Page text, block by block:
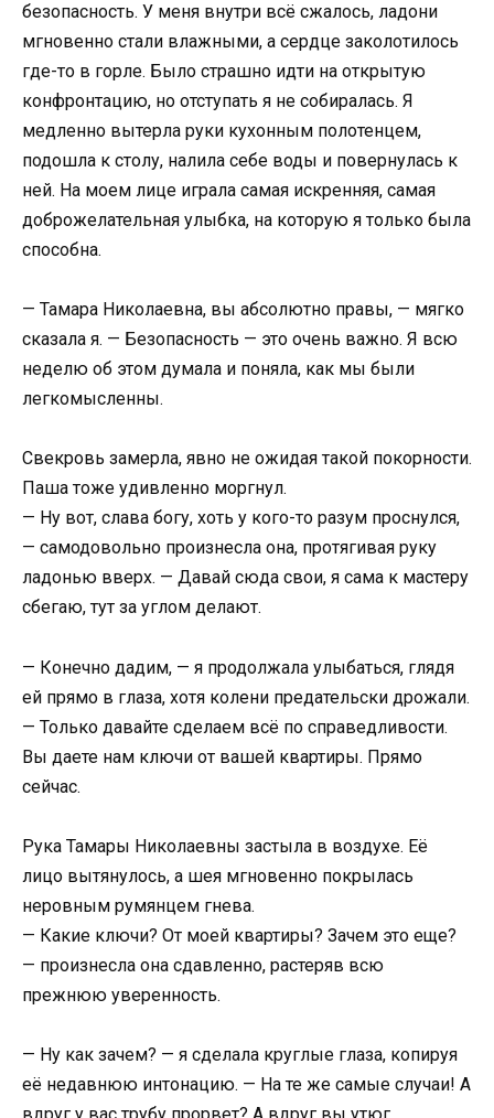
безопасность. У меня внутри всё сжалось, ладони
мгновенно стали влажными, а сердце заколотилось
где-то в горле. Было страшно идти на открытую
конфронтацию, но отступать я не собиралась. Я
медленно вытерла руки кухонным полотенцем,
подошла к столу, налила себе воды и повернулась к
ней. На моем лице играла самая искренняя, самая
доброжелательная улыбка, на которую я только была
способна.
— Тамара Николаевна, вы абсолютно правы, — мягко
сказала я. — Безопасность — это очень важно. Я всю
неделю об этом думала и поняла, как мы были
легкомысленны.
Свекровь замерла, явно не ожидая такой покорности.
Паша тоже удивленно моргнул.
— Ну вот, слава богу, хоть у кого-то разум проснулся,
— самодовольно произнесла она, протягивая руку
ладонью вверх. — Давай сюда свои, я сама к мастеру
сбегаю, тут за углом делают.
— Конечно дадим, — я продолжала улыбаться, глядя
ей прямо в глаза, хотя колени предательски дрожали.
— Только давайте сделаем всё по справедливости.
Вы даете нам ключи от вашей квартиры. Прямо
сейчас.
Рука Тамары Николаевны застыла в воздухе. Её
лицо вытянулось, а шея мгновенно покрылась
неровным румянцем гнева.
— Какие ключи? От моей квартиры? Зачем это еще?
— произнесла она сдавленно, растеряв всю
прежнюю уверенность.
— Ну как зачем? — я сделала круглые глаза, копируя
её недавнюю интонацию. — На те же самые случаи! А